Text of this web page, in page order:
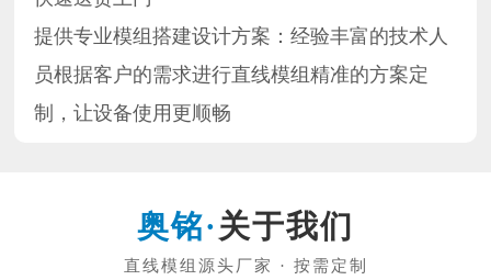
提供专业模组搭建设计方案：经验丰富的技术人
员根据客户的需求进行直线模组精准的方案定
制，让设备使用更顺畅
关于我们